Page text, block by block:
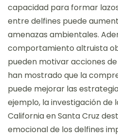
capacidad para formar
entre delfines puede
amenazas ambientales.
comportamiento altruista
pueden motivar acciones
han mostrado que la
puede mejorar las
ejemplo, la investigación de
California en Santa Cruz
emocional de los delfines